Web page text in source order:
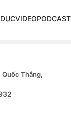
VIDEOPODCAST
Quốc Thắng,